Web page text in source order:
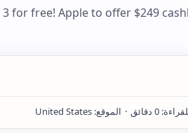
3 for free! Apple to offer $249